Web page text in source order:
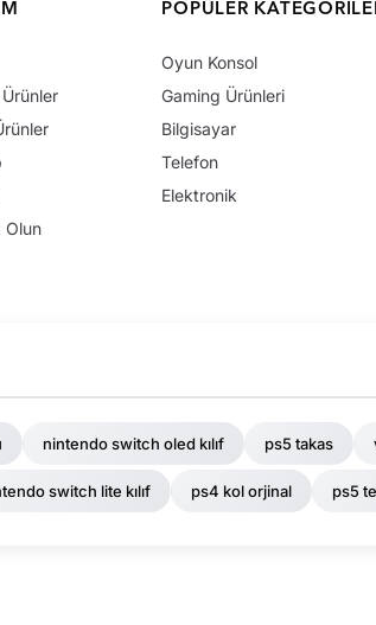
Olun
POPÜLER
Oyun Konsol
Gaming Ürünleri
Bilgisayar
Telefon
Elektronik
nintendo switch oled kılıf ps5 takas
switch lite kılıf ps4 kol orjinal ps5